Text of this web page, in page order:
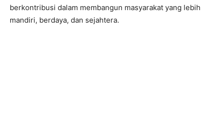
berkontribusi dalam membangun masyarakat yang lebih
mandiri, berdaya, dan sejahtera.